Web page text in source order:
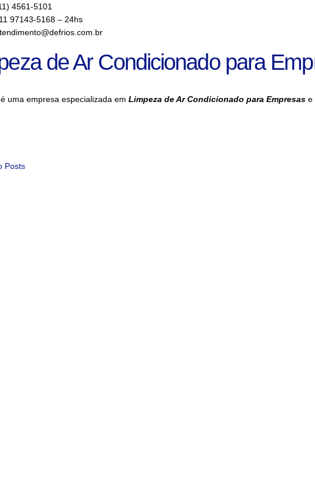
4561-5101
11 97143-5168 – 24hs
de Ar Condicionado para
uma empresa especializada em Limpeza de Ar Condicionado para Empresas e
Posts